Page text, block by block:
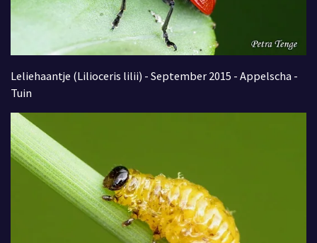
Leliehaantje (Lilioceris lilii) - September 2015 - Appelscha -
Tuin